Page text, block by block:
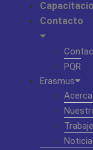
Contacto
PQR
Erasmus